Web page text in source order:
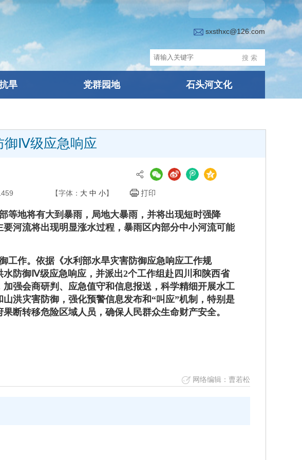
sxsthxc@126.com
旱 党群园地 石头河文化
御Ⅳ级应急响应
【字体： 大 中 小】
等地将有大到暴雨，局地大暴雨，并将出现短时强降
河流将出现明显涨水过程，暴雨区内部分中小河流可能
工作。依据《水利部水旱灾害防御应急响应工作规
防御Ⅳ级应急响应，并派出2个工作组赴四川和陕西省
强会商研判、应急值守和信息报送，科学精细开展水工
洪灾害防御，强化预警信息发布和“叫应”机制，特别是
断转移危险区域人员，确保人民群众生命财产安全。
网络编辑：曹若松